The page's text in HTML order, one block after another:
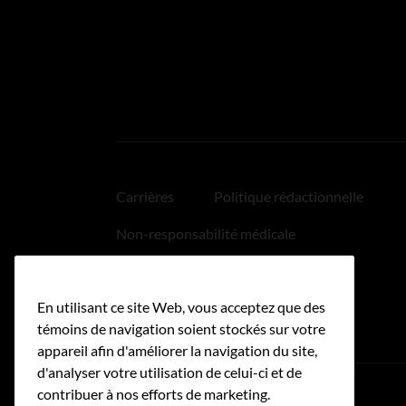
Carrières Politique rédactionnelle
Non-responsabilité médicale
Accessibilité
En utilisant ce site Web, vous acceptez que des
témoins de navigation soient stockés sur votre
appareil afin d'améliorer la navigation du site,
d'analyser votre utilisation de celui-ci et de
contribuer à nos efforts de marketing.